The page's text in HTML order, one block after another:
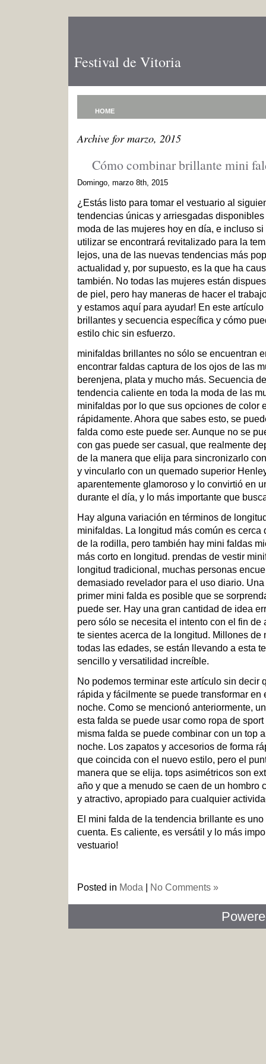
Festival de Vitoria
HOME
Archive for marzo, 2015
Cómo combinar brillante mini
Domingo, marzo 8th, 2015
¿Estás listo para tomar el vestuario al
tendencias únicas y arriesgadas
moda de las mujeres hoy en día, e incluso
utilizar se encontrará revitalizado para la
lejos, una de las nuevas tendencias más
actualidad y, por supuesto, es la que ha
también. No todas las mujeres están
de piel, pero hay maneras de hacer el
y estamos aquí para ayudar! En este
brillantes y secuencia específica y cómo
estilo chic sin esfuerzo.
minifaldas brillantes no sólo se encuentran
encontrar faldas captura de los ojos de las
berenjena, plata y mucho más. Secuencia
tendencia caliente en toda la moda de las
minifaldas por lo que sus opciones de color
rápidamente. Ahora que sabes esto, se
falda como este puede ser. Aunque no se
con gas puede ser casual, que realmente
de la manera que elija para sincronizarlo
y vincularlo con un quemado superior
aparentemente glamoroso y lo convirtió en
durante el día, y lo más importante que
Hay alguna variación en términos de
minifaldas. La longitud más común es cerca
de la rodilla, pero también hay mini faldas
más corto en longitud. prendas de vestir
longitud tradicional, muchas personas
demasiado revelador para el uso diario.
primer mini falda es posible que se
puede ser. Hay una gran cantidad de idea
pero sólo se necesita el intento con el fin de
te sientes acerca de la longitud. Millones de
todas las edades, se están llevando a esta
sencillo y versatilidad increíble.
No podemos terminar este artículo sin decir
rápida y fácilmente se puede transformar en
noche. Como se mencionó anteriormente,
esta falda se puede usar como ropa de
misma falda se puede combinar con un top
noche. Los zapatos y accesorios de forma
que coincida con el nuevo estilo, pero el
manera que se elija. tops asimétricos son
año y que a menudo se caen de un hombro
y atractivo, apropiado para cualquier
El mini falda de la tendencia brillante es
cuenta. Es caliente, es versátil y lo más
vestuario!
Posted in Moda No Comments »